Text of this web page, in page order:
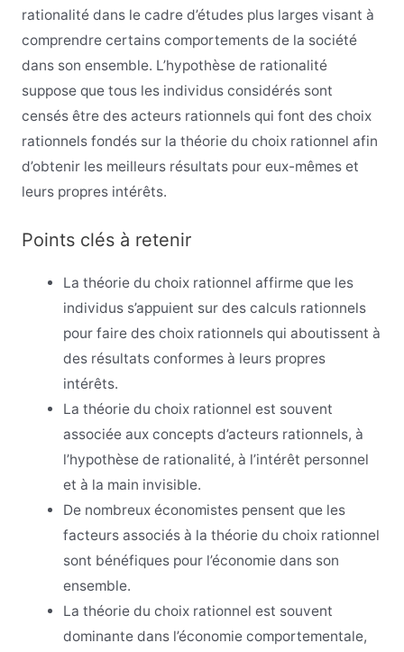
rationalité dans le cadre d’études plus larges visant à
comprendre certains comportements de la société
dans son ensemble. L’hypothèse de rationalité
suppose que tous les individus considérés sont
censés être des acteurs rationnels qui font des choix
rationnels fondés sur la théorie du choix rationnel afin
d’obtenir les meilleurs résultats pour eux-mêmes et
leurs propres intérêts.
Points clés à retenir
La théorie du choix rationnel affirme que les
individus s’appuient sur des calculs rationnels
pour faire des choix rationnels qui aboutissent à
des résultats conformes à leurs propres
intérêts.
La théorie du choix rationnel est souvent
associée aux concepts d’acteurs rationnels, à
l’hypothèse de rationalité, à l’intérêt personnel
et à la main invisible.
De nombreux économistes pensent que les
facteurs associés à la théorie du choix rationnel
sont bénéfiques pour l’économie dans son
ensemble.
La théorie du choix rationnel est souvent
dominante dans l’économie comportementale,